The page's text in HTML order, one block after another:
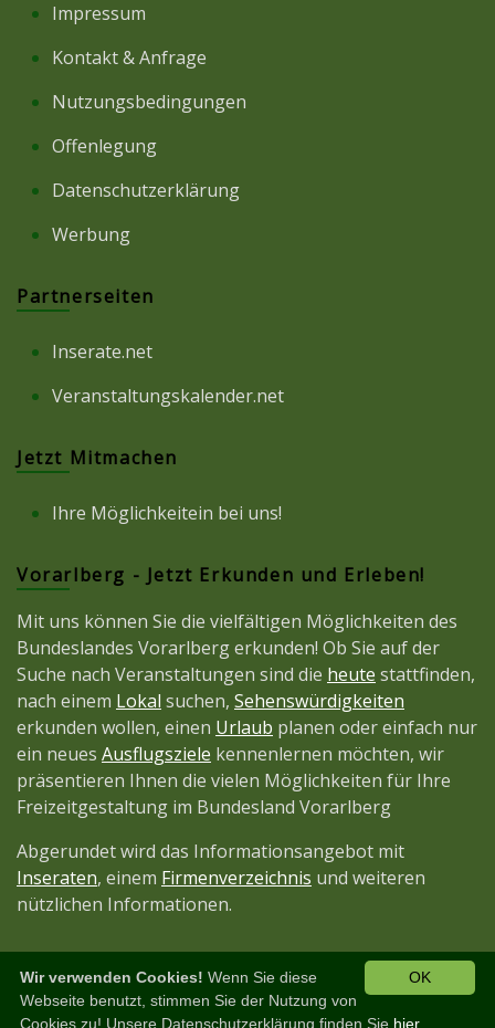
Impressum
Kontakt & Anfrage
Nutzungsbedingungen
Offenlegung
Datenschutzerklärung
Werbung
Partnerseiten
Inserate.net
Veranstaltungskalender.net
Jetzt Mitmachen
Ihre Möglichkeitein bei uns!
Vorarlberg - Jetzt Erkunden und Erleben!
Mit uns können Sie die vielfältigen Möglichkeiten des
Bundeslandes Vorarlberg erkunden! Ob Sie auf der
Suche nach Veranstaltungen sind die heute stattfinden,
nach einem Lokal suchen, Sehenswürdigkeiten
erkunden wollen, einen Urlaub planen oder einfach nur
ein neues Ausflugsziele kennenlernen möchten, wir
präsentieren Ihnen die vielen Möglichkeiten für Ihre
Freizeitgestaltung im Bundesland Vorarlberg
Abgerundet wird das Informationsangebot mit
Inseraten, einem Firmenverzeichnis und weiteren
nützlichen Informationen.
Diese Seite ist ein Projekt derJetztMedien.com OK
Wir verwenden Cookies! Wenn Sie diese
Webseite benutzt, stimmen Sie der Nutzung von
Cookies zu! Unsere Datenschutzerklärung finden Sie hier.